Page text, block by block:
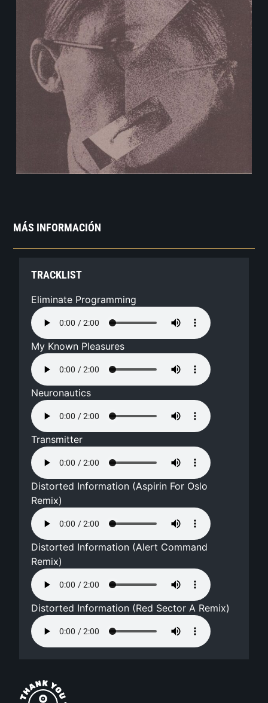
MÁS INFORMACIÓN
TRACKLIST
Eliminate Programming
My Known Pleasures
Neuronautics
Transmitter
Distorted Information (Aspirin For Oslo
Remix)
Distorted Information (Alert Command
Remix)
Distorted Information (Red Sector A Remix)